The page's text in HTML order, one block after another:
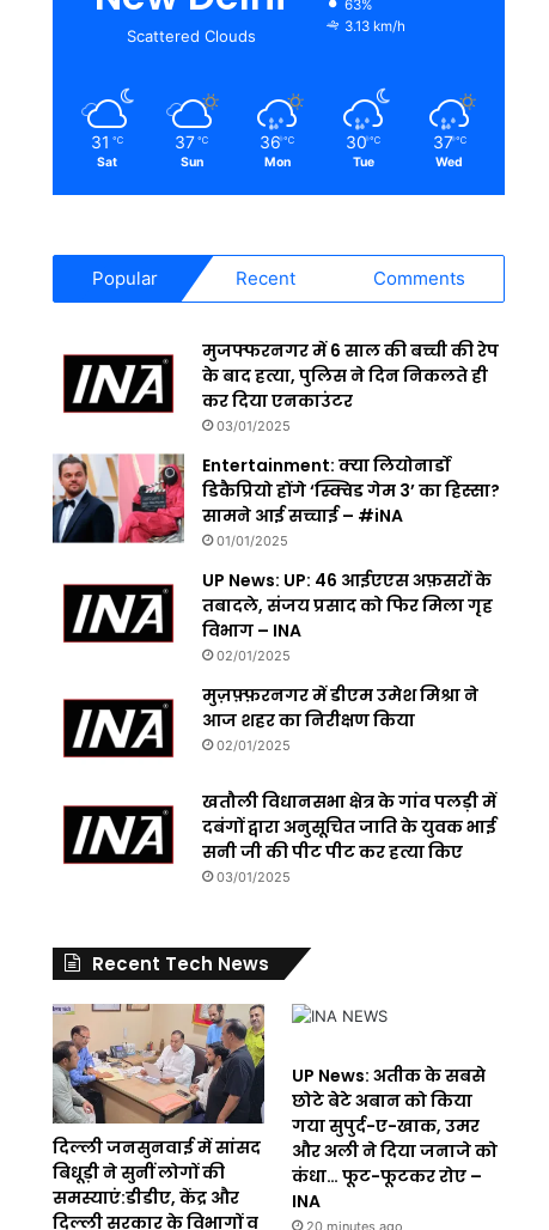
Scattered Clouds
63%
3.13 km/h
31 ℃
Sat
37 ℃
Sun
36 ℃
Mon
30 ℃
Tue
37 ℃
Wed
Popular Recent Comments
मुजफ्फरनगर में 6 साल की बच्ची की रेप
के बाद हत्या, पुलिस ने दिन निकलते ही
कर दिया एनकाउंटर
03/01/2025
Entertainment: क्या लियोनार्डो
डिकैप्रियो होंगे ‘स्क्विड गेम 3’ का हिस्सा?
सामने आई सच्चाई – #iNA
01/01/2025
UP News: UP: 46 आईएएस अफ़सरों के
तबादले, संजय प्रसाद को फिर मिला गृह
विभाग – INA
02/01/2025
मुज़फ़्फ़रनगर में डीएम उमेश मिश्रा ने
आज शहर का निरीक्षण किया
02/01/2025
खतौली विधानसभा क्षेत्र के गांव पलड़ी में
दबंगों द्वारा अनुसूचित जाति के युवक भाई
सनी जी की पीट पीट कर हत्या किए
03/01/2025
Recent Tech News
दिल्ली जनसुनवाई में सांसद
बिधूड़ी ने सुनीं लोगों की
समस्याएं:डीडीए, केंद्र और
दिल्ली सरकार के विभागों व
UP News: अतीक के सबसे
छोटे बेटे अबान को किया
गया सुपुर्द-ए-खाक, उमर
और अली ने दिया जनाजे को
कंधा… फूट-फूटकर रोए –
INA
20 minutes ago